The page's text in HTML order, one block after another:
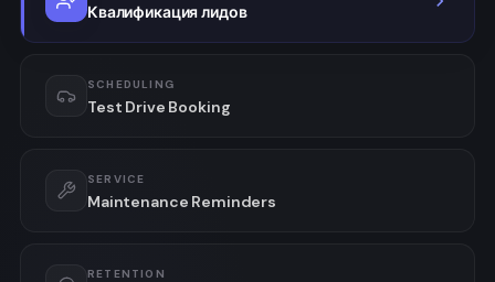
Квалификация лидов
SCHEDULING
Test Drive Booking
SERVICE
Maintenance Reminders
RETENTION